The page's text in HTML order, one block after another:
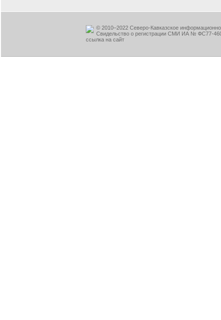
© 2010–2022 Северо-Кавказское
Свидельство о регистрации СМИ ИА № ФС77-
ссылка на сайт